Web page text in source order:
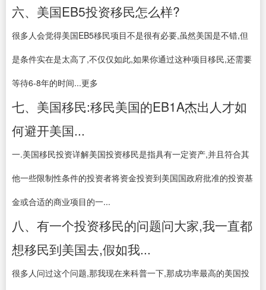
六、美国EB5投资移民怎么样?
很多人会觉得美国EB5移民项目不是很有必要,虽然美国是不错,但
是条件实在是太高了,不仅仅如此,如果你通过这种项目移民,还需要
等待6-8年的时间...更多
七、美国移民:移民美国的EB1A杰出人才如
何避开美国...
一.美国移民投资详解美国投资移民是指具有一定资产,并且符合其
他一些限制性条件的投资者将资金投资到美国国政府批准的投资基
金或合适的商业项目的一...
八、有一个投资移民的问题问大家,我一直都
想移民到美国去,假如我...
很多人问过这个问题,那我现在来科普一下,那成功率最高的美国投